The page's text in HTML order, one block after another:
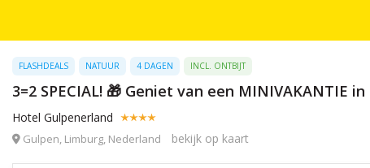
FLASHDEALS NATUUR 4 DAGEN INCL. ONTBIJT
3=2 SPECIAL! 🎁 Geniet van een
Hotel Gulpenerland
Gulpen, Limburg, Nederland bekijk op kaart